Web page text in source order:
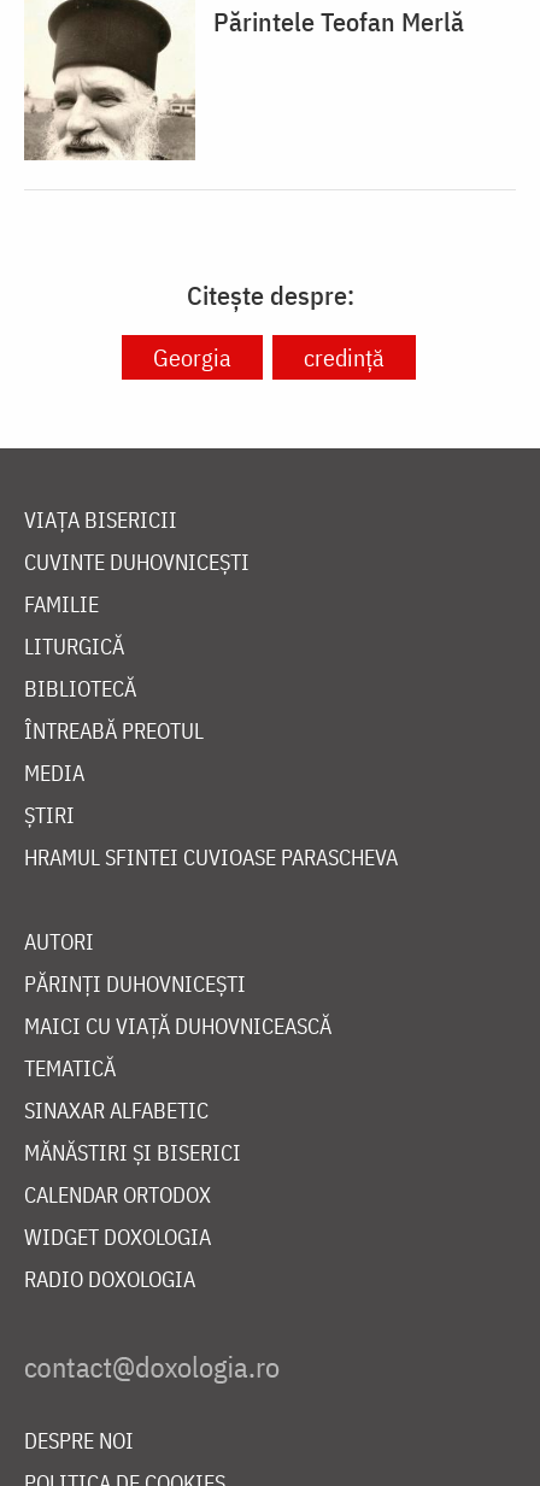
Părintele Teofan Merlă
Citește despre:
Georgia credință
VIAȚA BISERICII
CUVINTE DUHOVNICEȘTI
FAMILIE
LITURGICĂ
BIBLIOTECĂ
ÎNTREABĂ PREOTUL
MEDIA
ȘTIRI
HRAMUL SFINTEI CUVIOASE PARASCHEVA
AUTORI
PĂRINȚI DUHOVNICEȘTI
MAICI CU VIAȚĂ DUHOVNICEASCĂ
TEMATICĂ
SINAXAR ALFABETIC
MĂNĂSTIRI ȘI BISERICI
CALENDAR ORTODOX
WIDGET DOXOLOGIA
RADIO DOXOLOGIA
DESPRE NOI